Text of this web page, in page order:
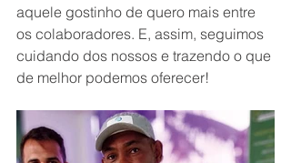
aquele gostinho de quero mais entre
os colaboradores. E, assim, seguimos
cuidando dos nossos e trazendo o que
de melhor podemos oferecer!